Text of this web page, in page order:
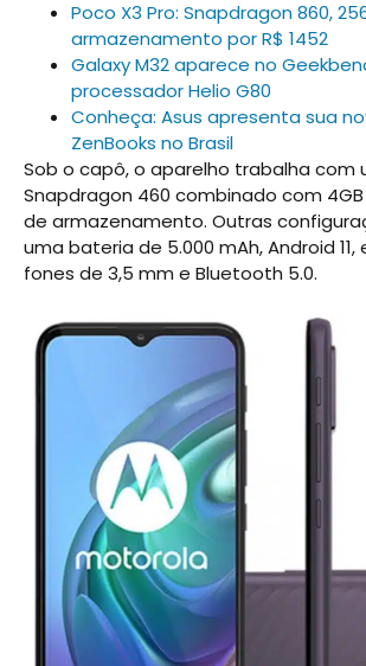
Poco X3 Pro: Snapdragon 860,
armazenamento por R$ 1452
Galaxy M32 aparece no
processador Helio G80
Conheça: Asus apresenta sua
ZenBooks no Brasil
Sob o capô, o aparelho trabalha com
Snapdragon 460 combinado com 4GB
de armazenamento. Outras
uma bateria de 5.000 mAh, Android
fones de 3,5 mm e Bluetooth 5.0.